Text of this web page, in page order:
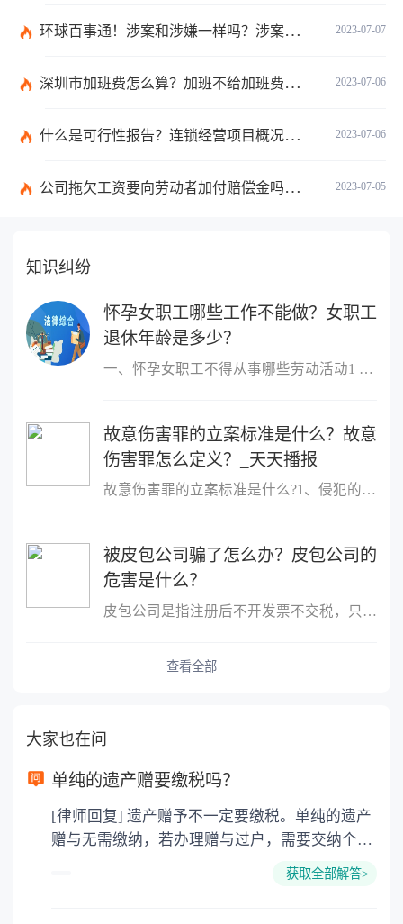
2023-07-07
环球百事通！涉案和涉嫌一样吗？涉案金额多少可以立案？
2023-07-06
深圳市加班费怎么算？加班不给加班费应该怎么办？
2023-07-06
什么是可行性报告？连锁经营项目概况都有哪些内容？ 环球观察
2023-07-05
公司拖欠工资要向劳动者加付赔偿金吗？拖欠工资仲裁时效期间是如何规定的？
知识纠纷
怀孕女职工哪些工作不能做？女职工
退休年龄是多少？
一、怀孕女职工不得从事哪些劳动活动1 作业场所空气中铅及其化合物
故意伤害罪的立案标准是什么？故意
伤害罪怎么定义？_天天播报
故意伤害罪的立案标准是什么?1、侵犯的客体是他人的身体健康权;2、
被皮包公司骗了怎么办？皮包公司的
危害是什么？
皮包公司是指注册后不开发票不交税，只用公司名称进行进出账的公司
查看全部
大家也在问
单纯的遗产赠要缴税吗？
[律师回复] 遗产赠予不一定要缴税。单纯的遗产
赠与无需缴纳，若办理赠与过户，需要交纳个人
所得税、契税和公证费。赠与过户是没有增值税
获取全部解答>